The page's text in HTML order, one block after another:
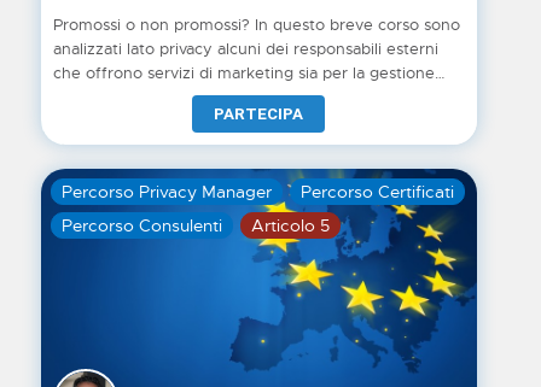
Promossi o non promossi? In questo breve corso sono
analizzati lato privacy alcuni dei responsabili esterni
che offrono servizi di marketing sia per la gestione
delle newsletter o attività di profilazione, sia per la
creazione di e-commerce o la gestione di
marketplace.
PARTECIPA
Percorso Privacy Manager
Percorso Certificati
Percorso Consulenti
Articolo 5